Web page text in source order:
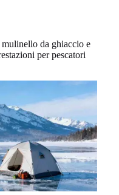
da ghiaccio e
per pescatori